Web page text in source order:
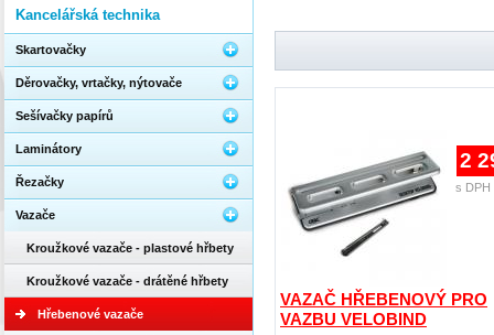
VAZAČ HŘEBENOVÝ PRO
VAZBU VELOBIND
2
s DPH
Kancelářská technika
Skartovačky
Děrovačky, vrtačky, nýtovače
Sešívačky papírů
Laminátory
Řezačky
Vazače
Kroužkové vazače - plastové hřbety
Kroužkové vazače - drátěné hřbety
Hřebenové vazače